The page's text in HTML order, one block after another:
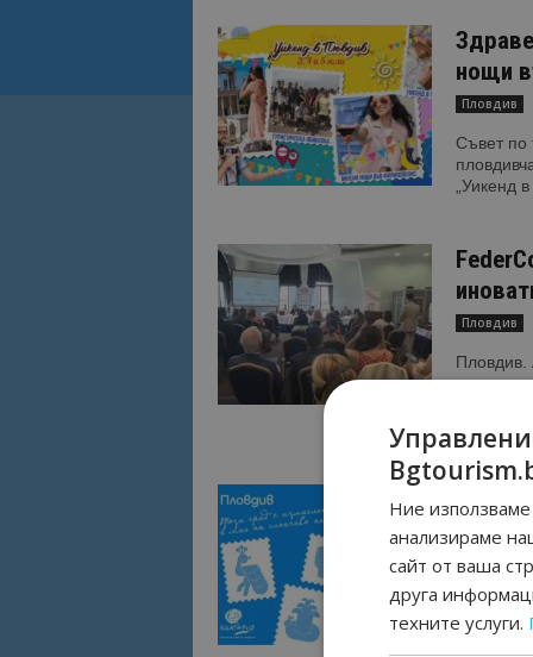
нощи
Пловдив
Съвет по
„Уикенд
Пловдив
Пловдив.
Пловдив
второто
Ние
анализираме
сайт от ваша
друга
техните услуги.